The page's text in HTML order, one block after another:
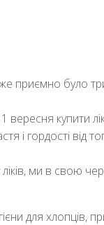
приємно було
вересня купити
і гордості від
ми в свою
для хлопців,